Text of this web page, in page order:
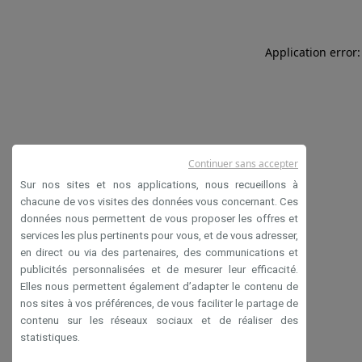
Application
Sur nos sites et nos applications, nous recueillons à
chacune de vos visites des données vous concernant. Ces
données nous permettent de vous proposer les offres et
services les plus pertinents pour vous, et de vous adresser,
en direct ou via des partenaires, des communications et
publicités personnalisées et de mesurer leur efficacité.
Elles nous permettent également d’adapter le contenu de
nos sites à vos préférences, de vous faciliter le partage de
contenu sur les réseaux sociaux et de réaliser des
statistiques.
Continuer sans accepter